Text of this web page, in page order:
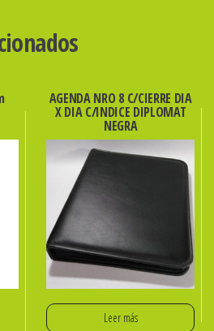
AGENDA NRO 8 C/CIERRE DIA
X DIA C/INDICE DIPLOMAT
NEGRA
Leer más